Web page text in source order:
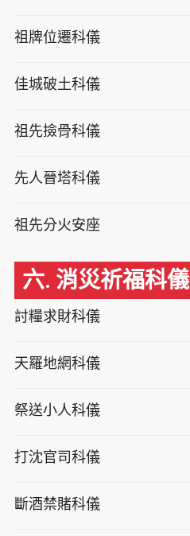
祖牌位遷科儀
佳城破土科儀
祖先撿骨科儀
先人晉塔科儀
祖先分火安座
六. 消災祈福科儀
討糧求財科儀
天羅地網科儀
祭送小人科儀
打沈官司科儀
斷酒禁賭科儀